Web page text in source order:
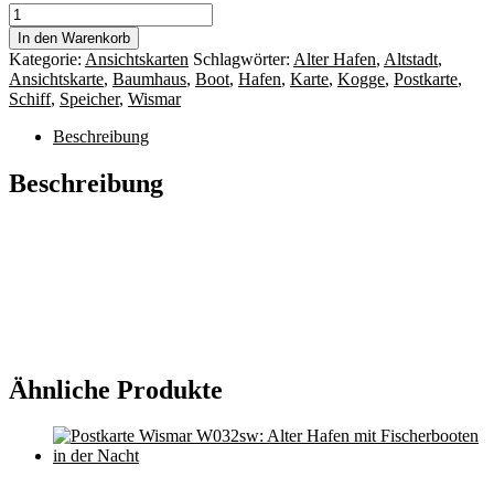
Postkarte
Wismar
W058:
Wasserkunst
vor
Giebelhäusern
Menge
In den Warenkorb
Kategorie: Ansichtskarten Schlagwörter: Alter Hafen, Altstadt,
Ansichtskarte, Baumhaus, Boot, Hafen, Karte, Kogge, Postkarte,
Schiff, Speicher, Wismar
Beschreibung
Beschreibung
Ähnliche Produkte